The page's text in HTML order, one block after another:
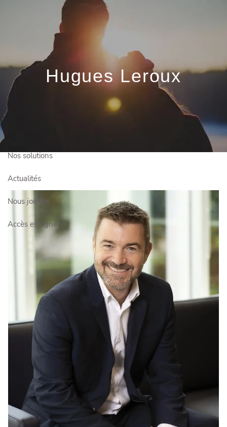
Skip to main content
Connexion client
Qui sommes-nous?
Nos solutions
Actualités
Nous joindre
Accès en ligne
Hugues Leroux